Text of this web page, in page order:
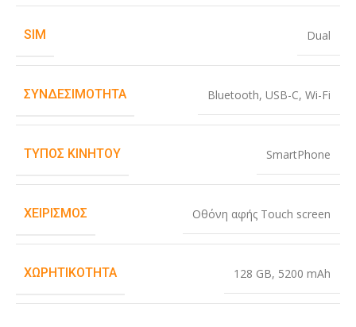
SIM Dual
ΣΥΝΔΕΣΙΜΌΤΗΤΑ Bluetooth, USB-C, Wi-Fi
ΤΎΠΟΣ ΚΙΝΗΤΟΎ SmartPhone
ΧΕΙΡΙΣΜΌΣ Οθόνη αφής Touch screen
ΧΩΡΗΤΙΚΌΤΗΤΑ 128 GB, 5200 mAh